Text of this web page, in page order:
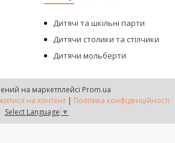
Дитячі та шкільні парти
Дитячи столики та стілчики
Дитячи мольберти
на маркетплейсі Prom.ua
на контент | Політика конфіденційності
Select Language ▼